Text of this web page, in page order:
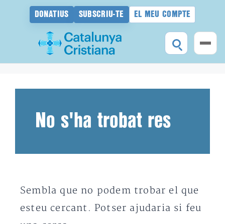
DONATIUS SUBSCRIU-TE EL MEU COMPTE
No s'ha trobat res
Sembla que no podem trobar el que
esteu cercant. Potser ajudaria si feu